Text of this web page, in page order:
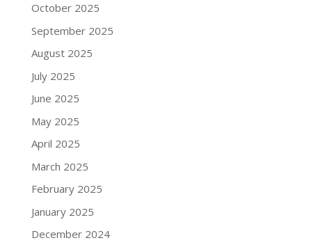
October 2025
September 2025
August 2025
July 2025
June 2025
May 2025
April 2025
March 2025
February 2025
January 2025
December 2024